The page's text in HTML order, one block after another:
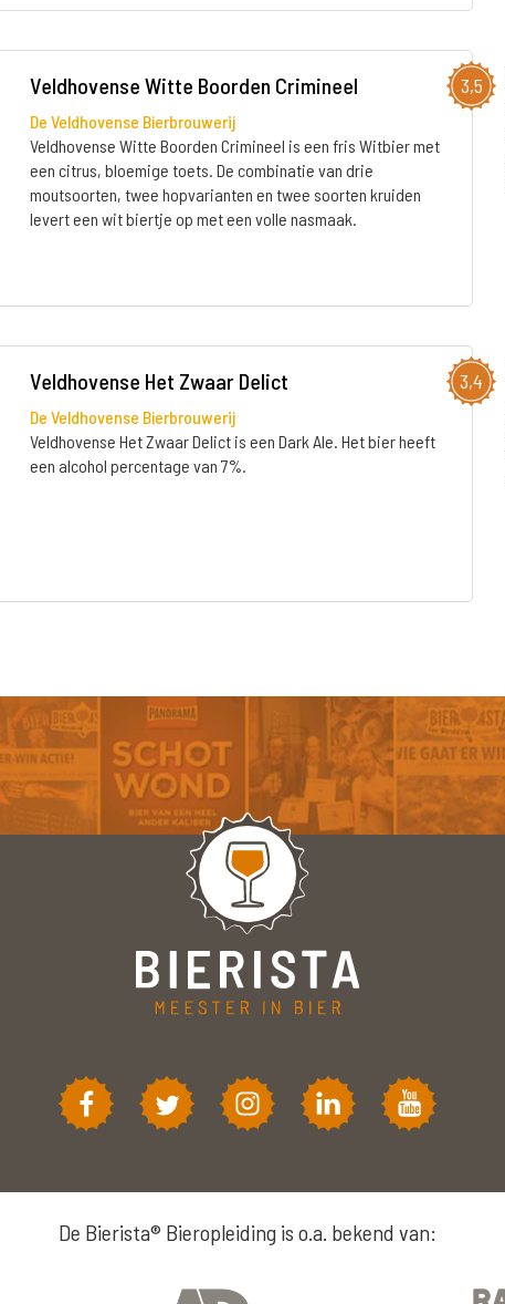
3,5
Veldhovense Witte Boorden Crimineel
De Veldhovense Bierbrouwerij
Veldhovense Witte Boorden Crimineel is een fris Witbier met
een citrus, bloemige toets. De combinatie van drie
moutsoorten, twee hopvarianten en twee soorten kruiden
levert een wit biertje op met een volle nasmaak.
3,4
Veldhovense Het Zwaar Delict
De Veldhovense Bierbrouwerij
Veldhovense Het Zwaar Delict is een Dark Ale. Het bier heeft
een alcohol percentage van 7%.
De Bierista® Bieropleiding is o.a. bekend van: